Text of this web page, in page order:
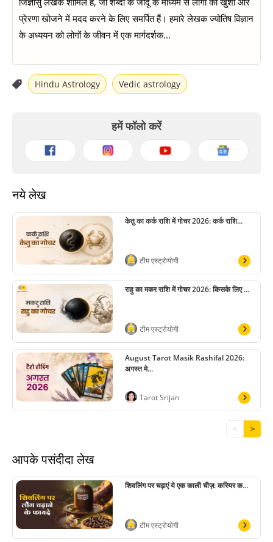
प्रेरणा खोजने में मदद करने के लिए समर्पित हैं। हमारे लेखक ज्योतिष विज्ञान
के अध्ययन को लोगों के जीवन में एक मार्गदर्शक...
Hindu Astrology Vedic astrology
हमें फॉलो करें
नये लेख
केतु का कर्क राशि में गोचर 2026: कर्क राशि...
टीम एस्ट्रोयोगी
राहु का मकर राशि में गोचर 2026: किसके लिए ...
टीम एस्ट्रोयोगी
August Tarot Masik Rashifal 2026:
अगस्त मे...
Tarot Srijan
< >
आपके पसंदीदा लेख
शिवलिंग पर चढ़ाएं ये एक काली चीज़: करियर क...
टीम एस्ट्रोयोगी